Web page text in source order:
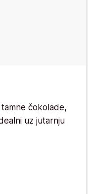
tamne čokolade,
uz jutarnju